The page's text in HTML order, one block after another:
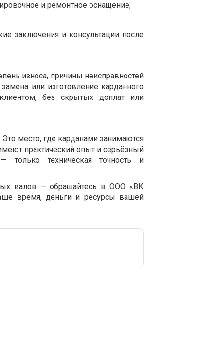
и ремонтное оснащение;
заключения и консультации после
износа, причины неисправностей
или изготовление карданного
без скрытых доплат или
Это место, где карданами занимаются
практический опыт и серьёзный
техническая точность и
валов — обращайтесь в ООО «ВК
время, деньги и ресурсы вашей